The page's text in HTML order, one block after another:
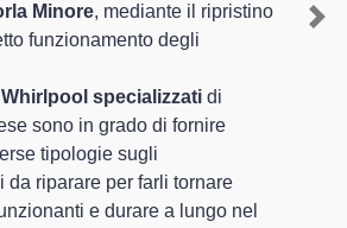
Minore, mediante il ripristino
funzionamento degli
specializzati di
sono in grado di fornire
tipologie sugli
da riparare per farli tornare
e durare a lungo nel